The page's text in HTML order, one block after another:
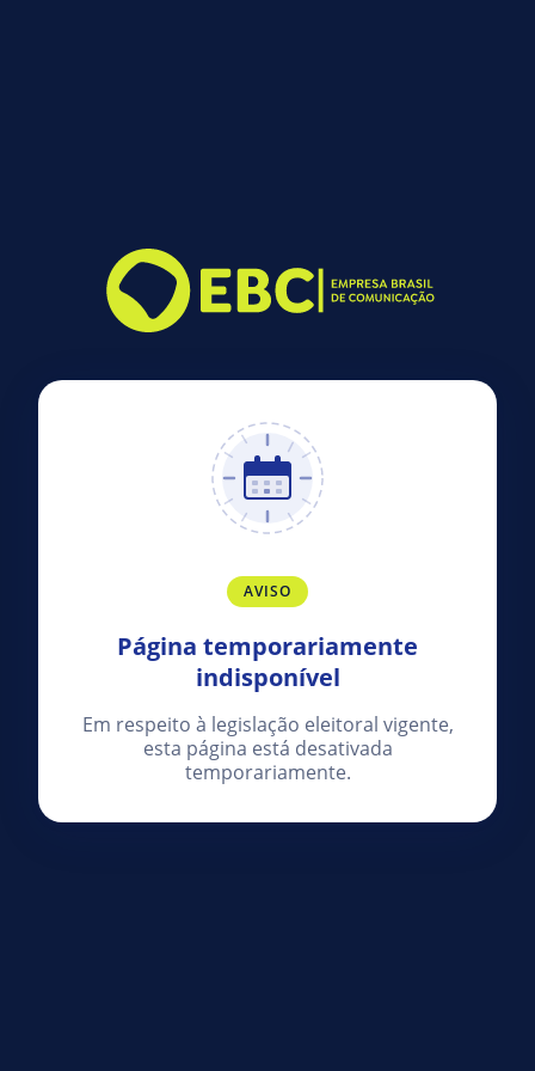
AVISO
Página temporariamente
indisponível
Em respeito à legislação eleitoral vigente,
esta página está desativada
temporariamente.